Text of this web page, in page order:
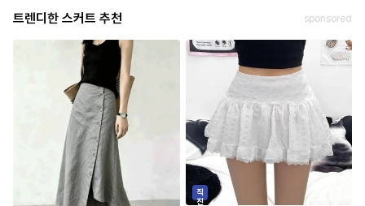
트렌디한 스커트 추천 sponsored
직
진